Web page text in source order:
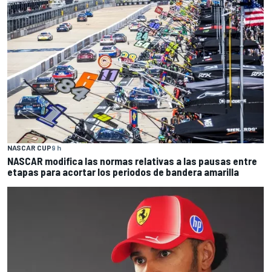
NASCAR CUP9 h
NASCAR modifica las normas relativas a las pausas entre
etapas para acortar los periodos de bandera amarilla